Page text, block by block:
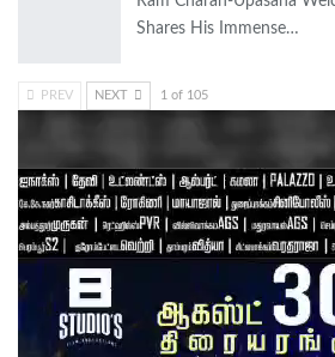
Shares His Immense…
PREV NEXT 1 of 105